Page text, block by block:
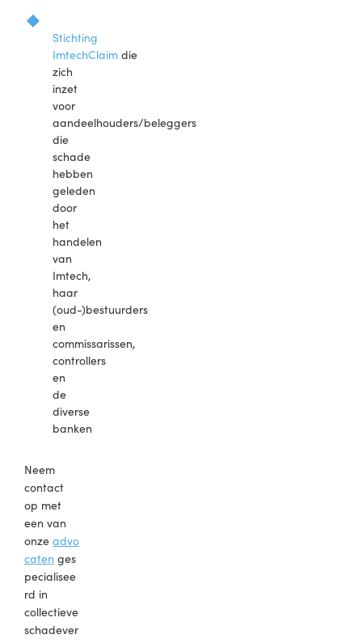
Stichting
ImtechClaim die
zich
inzet
voor
aandeelhouders/beleggers
die
schade
hebben
geleden
door
het
handelen
van
Imtech,
haar
(oud-)bestuurders
en
commissarissen,
controllers
en
de
diverse
banken
Neem
contact
op met
een van
onze advo
caten ges
pecialisee
rd in
collectieve
schadever